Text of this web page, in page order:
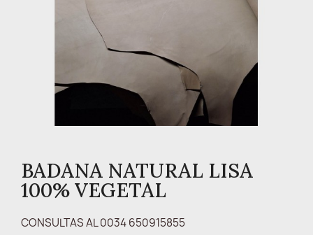
BADANA NATURAL LISA
100% VEGETAL
CONSULTAS AL 0034 650915855